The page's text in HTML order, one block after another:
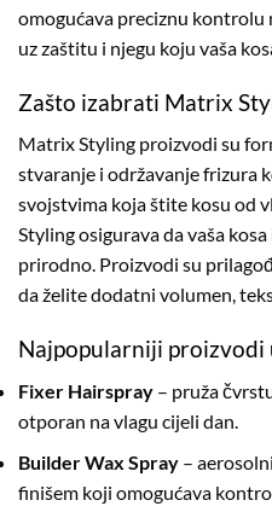
omogućava preciznu kontrolu
uz zaštitu i njegu koju vaša
Zašto izabrati Matrix
Matrix Styling proizvodi su
stvaranje i održavanje frizura
svojstvima koja štite kosu od
Styling osigurava da vaša
prirodno. Proizvodi su
da želite dodatni volumen,
Najpopularniji
Fixer Hairspray – pruža
otporan na vlagu cijeli dan.
Builder Wax Spray –
finišem koji omogućava